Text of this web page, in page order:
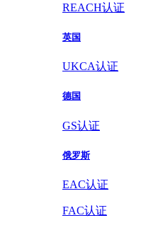
REACH认证
英国
UKCA认证
德国
GS认证
俄罗斯
EAC认证
FAC认证